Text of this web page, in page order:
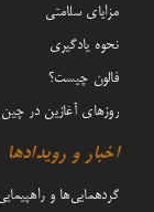
مزایای سلامتی
نحوه یادگیری
فالون چیست؟
روزهای آغازین در چین
اخبار و رویدادها
گردهمایی‌ها و